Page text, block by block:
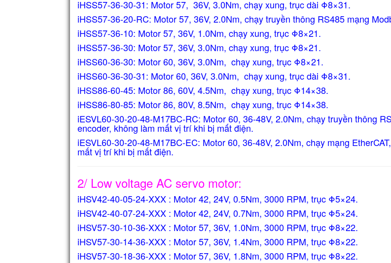
iHSS57-36-30-31: Motor 57, 36V, 3.0Nm, chạy xung, trục dài Φ8×31.
iHSS57-36-20-RC: Motor 57, 36V, 2.0Nm, chạy truyền thông RS485 mạng
iHSS57-36-10: Motor 57, 36V, 1.0Nm, chạy xung, trục Φ8×21.
iHSS57-36-30: Motor 57, 36V, 3.0Nm, chạy xung, trục Φ8×21.
iHSS60-36-30: Motor 60, 36V, 3.0Nm, chạy xung, trục Φ8×21.
iHSS60-36-30-31: Motor 60, 36V, 3.0Nm, chạy xung, trục dài Φ8×31.
iHSS86-60-45: Motor 86, 60V, 4.5Nm, chạy xung, trục Φ14×38.
iHSS86-80-85: Motor 86, 80V, 8.5Nm, chạy xung, trục Φ14×38.
iESVL60-30-20-48-M17BC-RC: Motor 60, 36-48V, 2.0Nm, chạy truyền thông
encoder, không làm mất vị trí khi bị mất điện.
iESVL60-30-20-48-M17BC-EC: Motor 60, 36-48V, 2.0Nm, chạy mạng
mất vị trí khi bị mất điện.
2/ Low voltage AC servo motor:
iHSV42-40-05-24-XXX : Motor 42, 24V, 0.5Nm, 3000 RPM, trục Φ5×24.
iHSV42-40-07-24-XXX : Motor 42, 24V, 0.7Nm, 3000 RPM, trục Φ5×24.
iHSV57-30-10-36-XXX : Motor 57, 36V, 1.0Nm, 3000 RPM, trục Φ8×22.
iHSV57-30-14-36-XXX : Motor 57, 36V, 1.4Nm, 3000 RPM, trục Φ8×22.
iHSV57-30-18-36-XXX : Motor 57, 36V, 1.8Nm, 3000 RPM, trục Φ8×22.